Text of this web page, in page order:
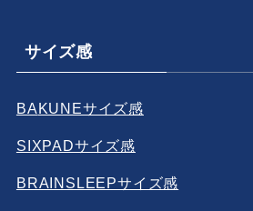
サイズ感
BAKUNEサイズ感
SIXPADサイズ感
BRAINSLEEPサイズ感